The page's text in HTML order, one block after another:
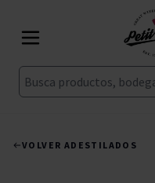
Buscar
VOLVER ADESTILADOS